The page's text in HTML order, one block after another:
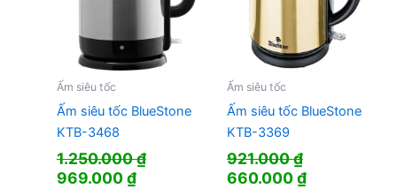
Ấm siêu tốc
Ấm siêu tốc BlueStone
KTB-3468
1.250.000₫
Giá
969.000₫Giá
Ấm siêu tốc
Ấm siêu tốc BlueStone
KTB-3369
921.000₫
Giá
660.000₫Giá